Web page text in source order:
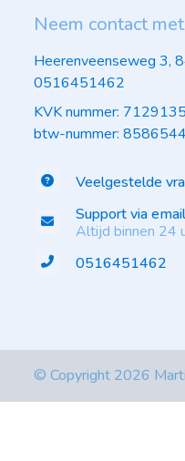
Neem contact
Heerenveenseweg 3,
0516451462
KVK nummer:
btw-nummer:
Veelgestelde
Support via email
Altijd binnen 24
0516451462
© Copyright 2026